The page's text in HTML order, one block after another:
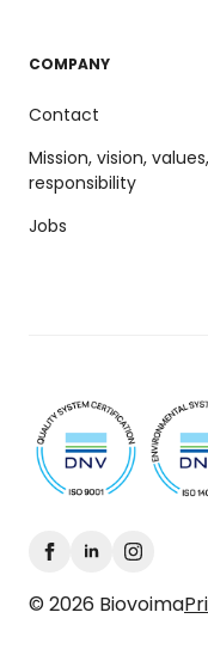
COMPANY
Contact
Mission, vision, values,
responsibility
Jobs
© 2026 Biovoima